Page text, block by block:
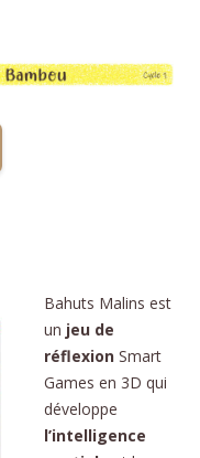
Aller au contenu
Bahuts Malins est
un jeu de
réflexion Smart
Games en 3D qui
développe
l’intelligence